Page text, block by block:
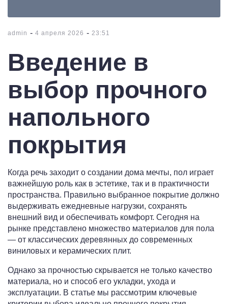
admin - 4 апреля 2026 - 23:51
Введение в
выбор прочного
напольного
покрытия
Когда речь заходит о создании дома мечты, пол играет
важнейшую роль как в эстетике, так и в практичности
пространства. Правильно выбранное покрытие должно
выдерживать ежедневные нагрузки, сохранять
внешний вид и обеспечивать комфорт. Сегодня на
рынке представлено множество материалов для пола
— от классических деревянных до современных
виниловых и керамических плит.
Однако за прочностью скрывается не только качество
материала, но и способ его укладки, ухода и
эксплуатации. В статье мы рассмотрим ключевые